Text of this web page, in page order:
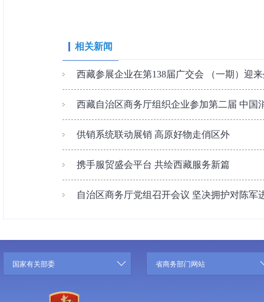
相关新闻
西藏参展企业在第138届广交会 （一期）迎
西藏自治区商务厅组织企业参加第二届 中国
供销系统联动展销 高原好物走俏区外
携手服贸盛会平台 共绘西藏服务新篇
自治区商务厅党组召开会议 坚决拥护对陈军
国家有关部委 省商务部门网站